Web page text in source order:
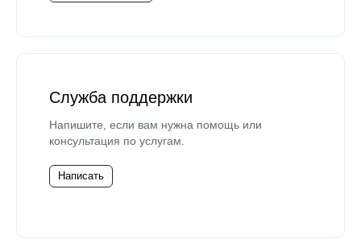
Служба поддержки
Напишите, если вам нужна помощь или
консультация по услугам.
Написать